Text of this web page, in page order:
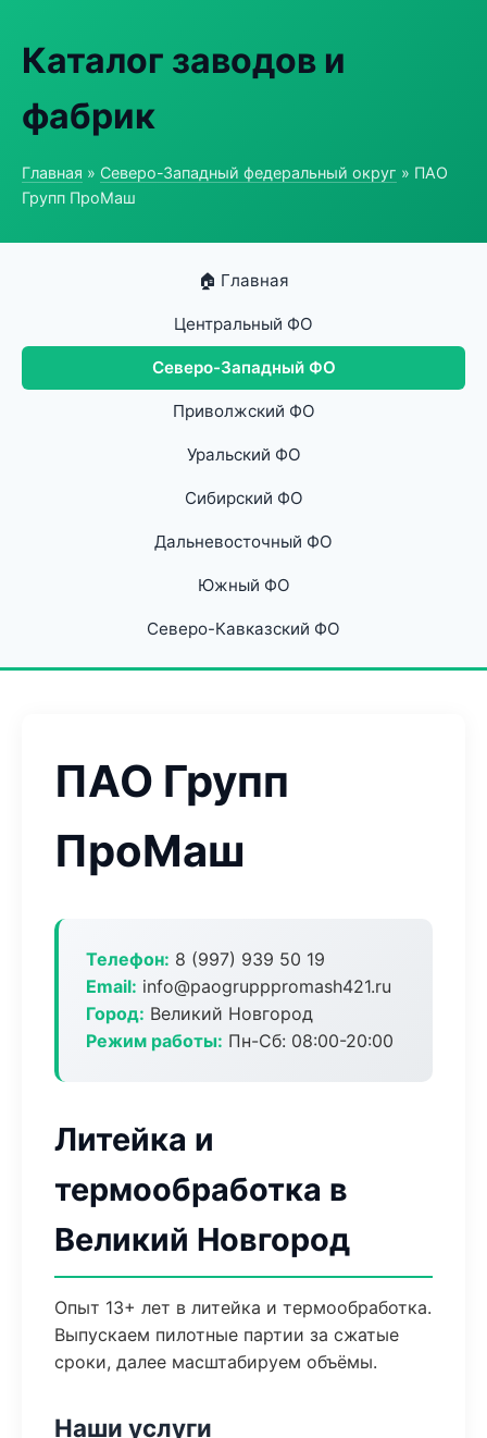
Каталог заводов и
фабрик
Главная » Северо-Западный федеральный округ » ПАО
Групп ПроМаш
🏠 Главная
Центральный ФО
Северо-Западный ФО
Приволжский ФО
Уральский ФО
Сибирский ФО
Дальневосточный ФО
Южный ФО
Северо-Кавказский ФО
ПАО Групп
ПроМаш
Телефон: 8 (997) 939 50 19
Email: info@paogrupppromash421.ru
Город: Великий Новгород
Режим работы: Пн-Сб: 08:00-20:00
Литейка и
термообработка в
Великий Новгород
Опыт 13+ лет в литейка и термообработка.
Выпускаем пилотные партии за сжатые
сроки, далее масштабируем объёмы.
Наши услуги